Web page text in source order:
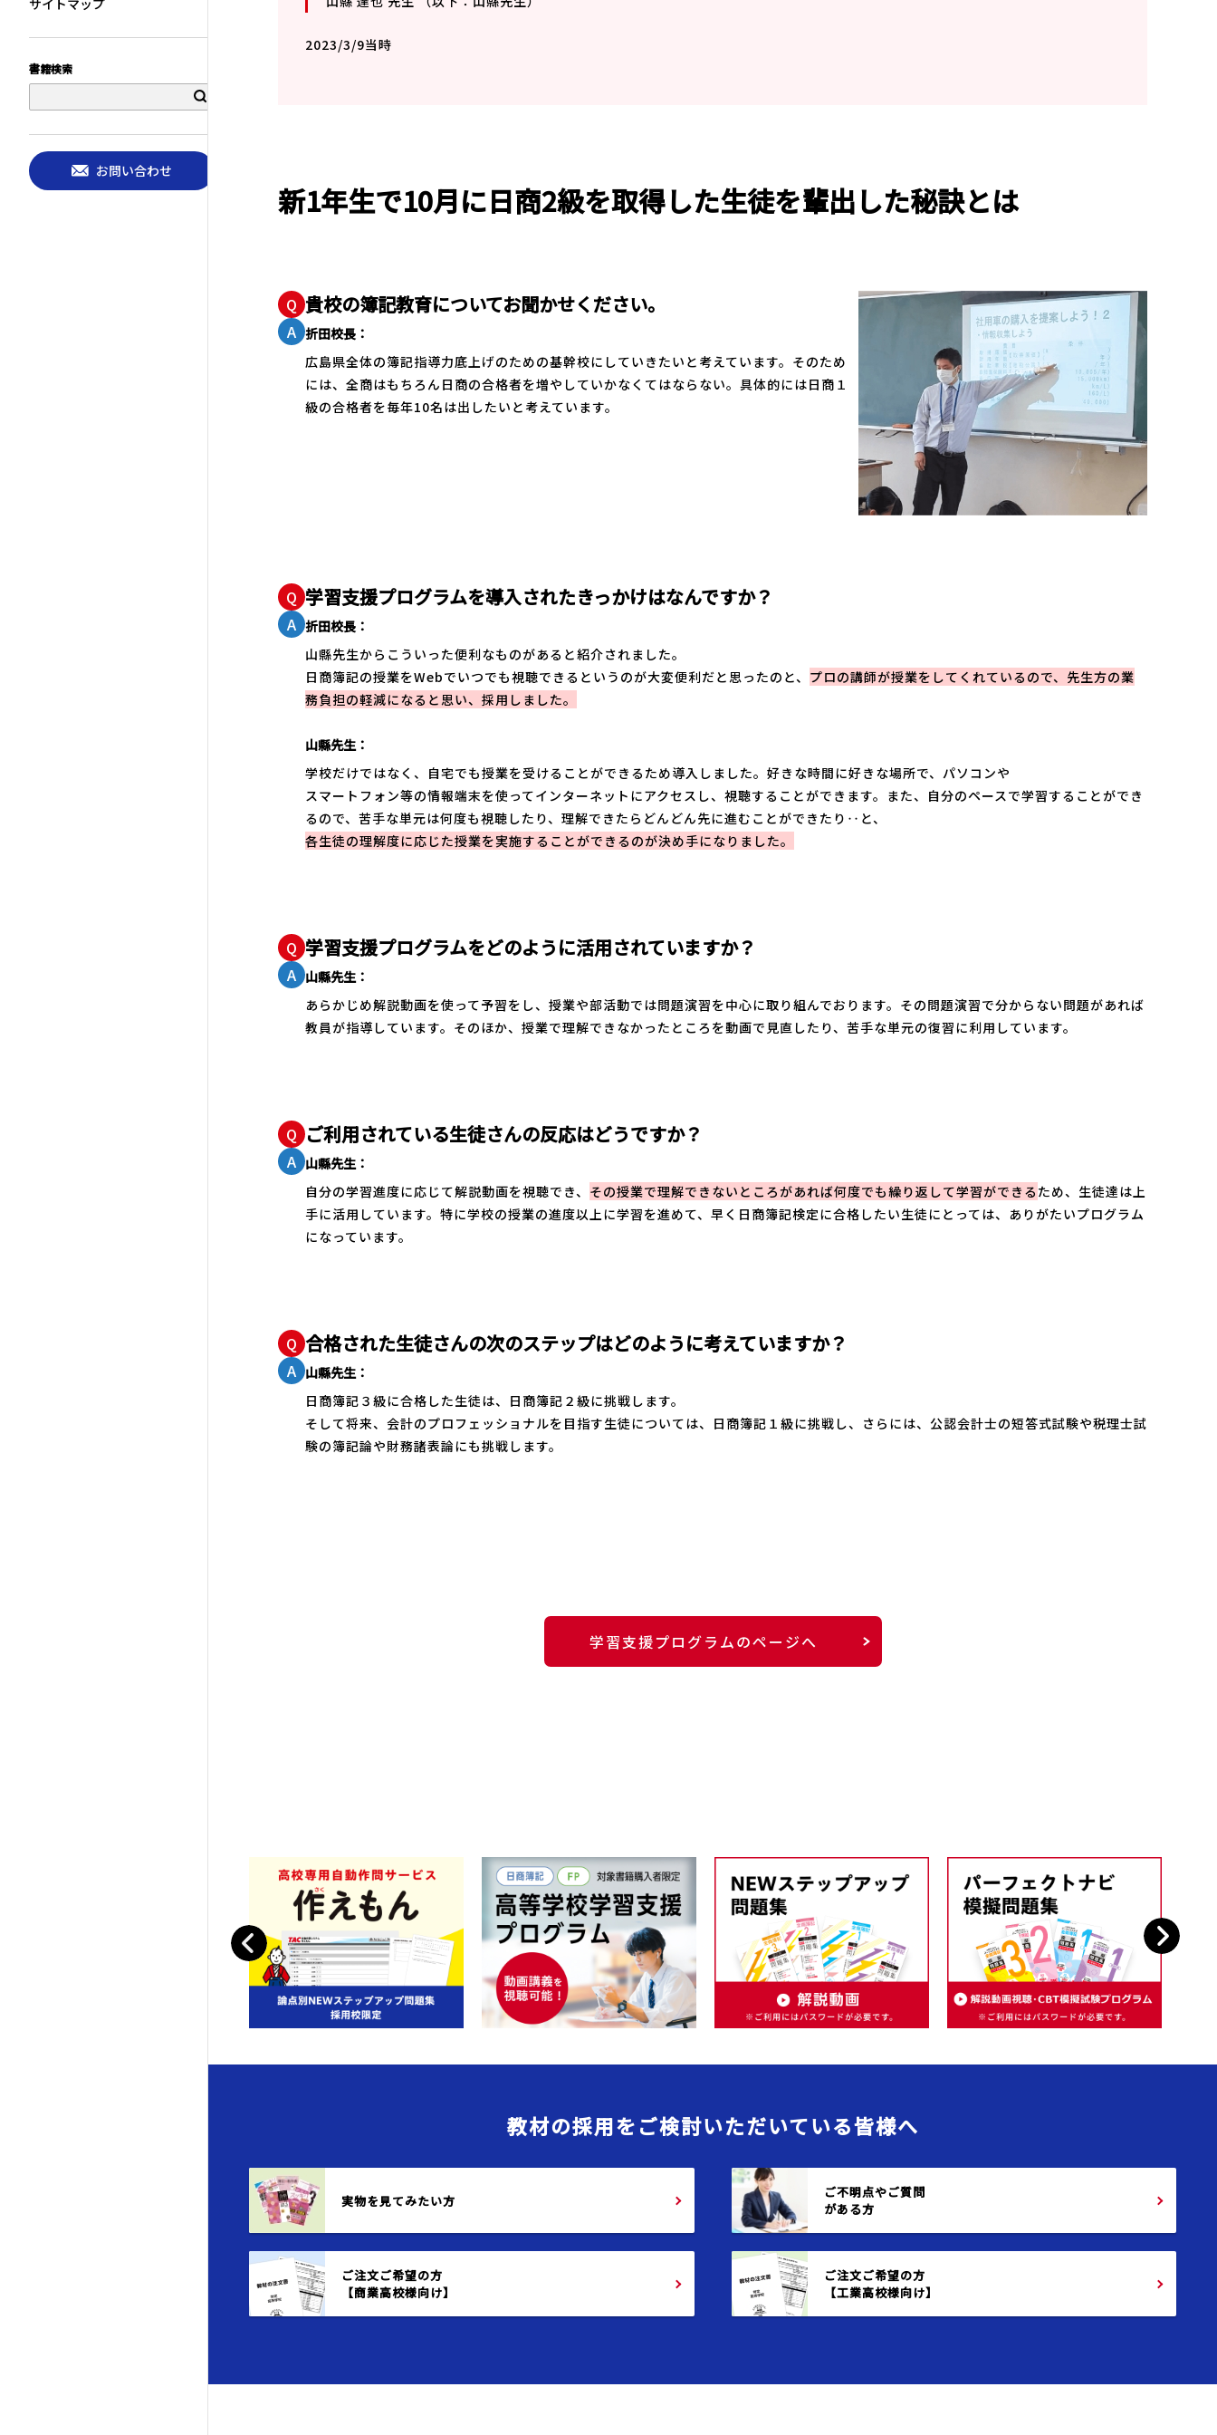
サイトマップ
書籍検索
お問い合わせ
2023/3/9当時
新1年生で10月に日商2級を取得した生徒を輩出した秘訣とは
Q 貴校の簿記教育についてお聞かせください。
A 折田校長：
広島県全体の簿記指導力底上げのための基幹校にしていきたいと考えています。そのため
には、全商はもちろん日商の合格者を増やしていかなくてはならない。具体的には日商１
級の合格者を毎年10名は出したいと考えています。
Q 学習支援プログラムを導入されたきっかけはなんですか？
A 折田校長：
山縣先生からこういった便利なものがあると紹介されました。
日商簿記の授業をWebでいつでも視聴できるというのが大変便利だと思ったのと、 プロの講師が授業をしてくれているので、先生方の業
務負担の軽減になると思い、採用しました。
山縣先生：
学校だけではなく、自宅でも授業を受けることができるため導入しました。好きな時間に好きな場所で、パソコンや
スマートフォン等の情報端末を使ってインターネットにアクセスし、視聴することができます。また、自分のペースで学習することができ
るので、苦手な単元は何度も視聴したり、理解できたらどんどん先に進むことができたり‥と、
各生徒の理解度に応じた授業を実施することができるのが決め手になりました。
Q 学習支援プログラムをどのように活用されていますか？
A 山縣先生：
あらかじめ解説動画を使って予習をし、授業や部活動では問題演習を中心に取り組んでおります。その問題演習で分からない問題があれば
教員が指導しています。そのほか、授業で理解できなかったところを動画で見直したり、苦手な単元の復習に利用しています。
Q ご利用されている生徒さんの反応はどうですか？
A 山縣先生：
自分の学習進度に応じて解説動画を視聴でき、 その授業で理解できないところがあれば何度でも繰り返して学習ができる ため、生徒達は上
手に活用しています。特に学校の授業の進度以上に学習を進めて、早く日商簿記検定に合格したい生徒にとっては、ありがたいプログラム
になっています。
Q 合格された生徒さんの次のステップはどのように考えていますか？
A 山縣先生：
日商簿記３級に合格した生徒は、日商簿記２級に挑戦します。
そして将来、会計のプロフェッショナルを目指す生徒については、日商簿記１級に挑戦し、さらには、公認会計士の短答式試験や税理士試
験の簿記論や財務諸表論にも挑戦します。
学習支援プログラムのページへ
Previous
Next
教材の採用をご検討いただいている皆様へ
実物を見てみたい方
ご不明点やご質問
がある方
ご注文ご希望の方
【商業高校様向け】
ご注文ご希望の方
【工業高校様向け】